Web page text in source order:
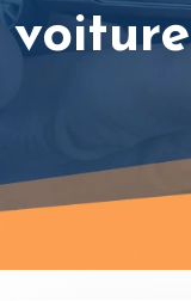
voiture